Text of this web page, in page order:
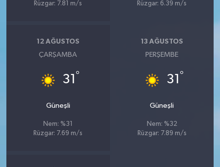
Rüzgar: 7.81 m/s
Rüzgar: 6.39 m/s
12 AĞUSTOS
ÇARŞAMBA
31 °
Güneşli
Nem: %31
Rüzgar: 7.69 m/s
13 AĞUSTOS
PERŞEMBE
31 °
Güneşli
Nem: %32
Rüzgar: 7.89 m/s